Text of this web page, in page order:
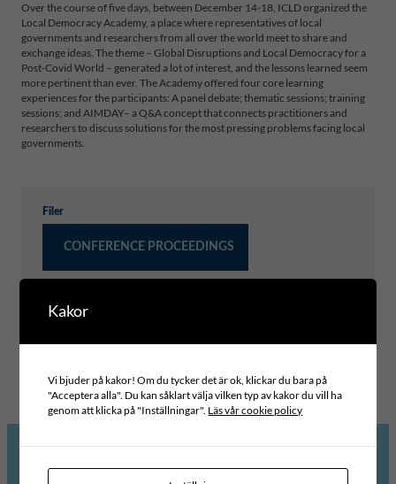
Over the course of five days, between December 14-18, ICLD organized the
Local Democracy Academy, a place where representatives of local
governments and researchers from all over the world meet to share and
exchange ideas. The theme – Global Disruptions and Local Democracy for a
Post-Covid World – generated a lot of interest, and the lessons learned seem
more pertinent than ever. The Academy offered four core learning
experiences for the participants: A panel debate; thematic sessions; training
sessions; and AIMDAY– a Q&A concept that connects practitioners and
researchers to discuss solutions for the most pressing problems facing local
governments.
Filer
CONFERENCE PROCEEDINGS
Kakor
Vi bjuder på kakor! Om du tycker det är ok, klickar du bara på
"Acceptera alla". Du kan såklart välja vilken typ av kakor du vill ha
genom att klicka på "Inställningar". Läs vår cookie policy